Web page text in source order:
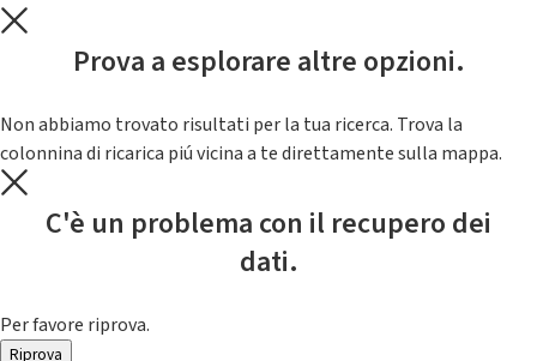
Prova a esplorare altre opzioni.
Non abbiamo trovato risultati per la tua ricerca. Trova la
colonnina di ricarica piú vicina a te direttamente sulla mappa.
C'è un problema con il recupero dei
dati.
Per favore riprova.
Riprova